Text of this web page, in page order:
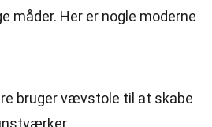
måder. Her er nogle moderne
bruger vævstole til at skabe